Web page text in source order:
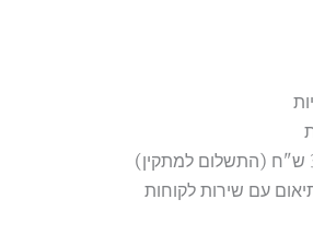
עם שירות לקוחות